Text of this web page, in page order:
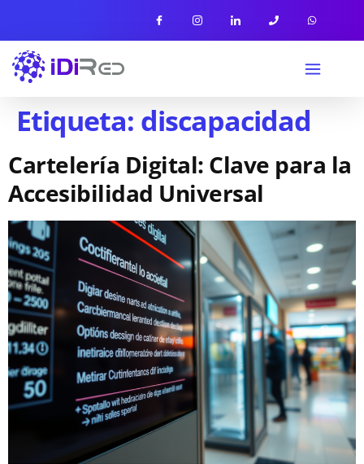
Etiqueta: discapacidad
Cartelería Digital: Clave para la
Accesibilidad Universal